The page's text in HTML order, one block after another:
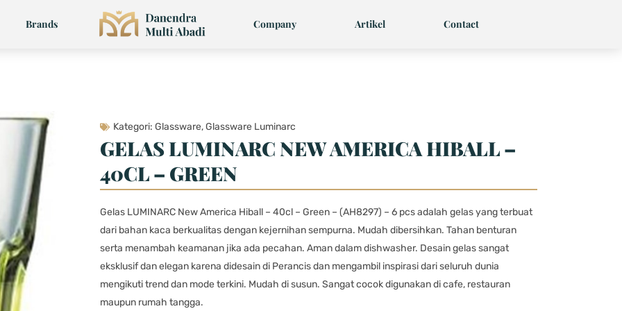
Brands Company Artikel Contact
Kategori: Glassware,Glassware Luminarc
GELAS LUMINARC NEW AMERICA HIBALL –
40CL – GREEN
Gelas LUMINARC New America Hiball – 40cl – Green – (AH8297) – 6 pcs adalah gelas yang terbuat
dari bahan kaca berkualitas dengan kejernihan sempurna. Mudah dibersihkan. Tahan benturan
serta menambah keamanan jika ada pecahan. Aman dalam dishwasher. Desain gelas sangat
eksklusif dan elegan karena didesain di Perancis dan mengambil inspirasi dari seluruh dunia
mengikuti trend dan mode terkini. Mudah di susun. Sangat cocok digunakan di cafe, restauran
maupun rumah tangga.